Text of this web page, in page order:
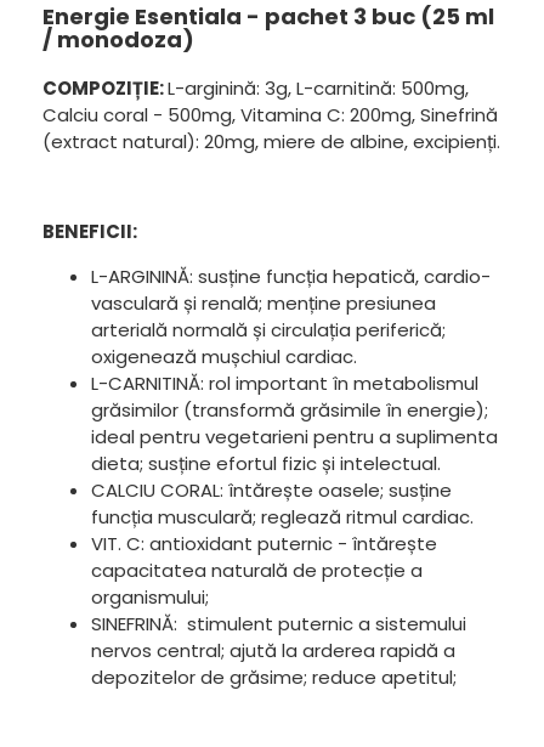
Energie Esentiala - pachet 3 buc (25 ml
/ monodoza)
COMPOZIȚIE:L-arginină: 3g, L-carnitină: 500mg,
Calciu coral - 500mg, Vitamina C: 200mg, Sinefrină
(extract natural): 20mg, miere de albine, excipienți.
BENEFICII:
L-ARGININĂ: susține funcția hepatică, cardio-
vasculară și renală; menține presiunea
arterială normală și circulația periferică;
oxigenează mușchiul cardiac.
L-CARNITINĂ: rol important în metabolismul
grăsimilor (transformă grăsimile în energie);
ideal pentru vegetarieni pentru a suplimenta
dieta; susține efortul fizic și intelectual.
CALCIU CORAL: întărește oasele; susține
funcția musculară; reglează ritmul cardiac.
VIT. C: antioxidant puternic - întărește
capacitatea naturală de protecție a
organismului;
SINEFRINĂ: stimulent puternic a sistemului
nervos central; ajută la arderea rapidă a
depozitelor de grăsime; reduce apetitul;